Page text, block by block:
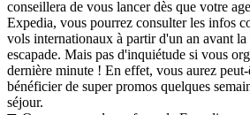
conseillera de vous lancer dès que votre
Expedia, vous pourrez consulter les infos
vols internationaux à partir d'un an avant
escapade. Mais pas d'inquiétude si vous
dernière minute ! En effet, vous aurez
bénéficier de super promos quelques
séjour.